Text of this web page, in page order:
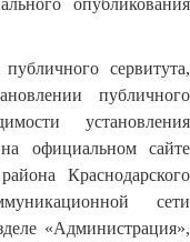
опубликования
сервитута,
публичного
установления
официальном сайте
Краснодарского
сети
«Администрация»,